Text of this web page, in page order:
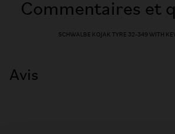
Commentaires et
SCHWALBE KOJAK TYRE 32-349 WITH
Avis